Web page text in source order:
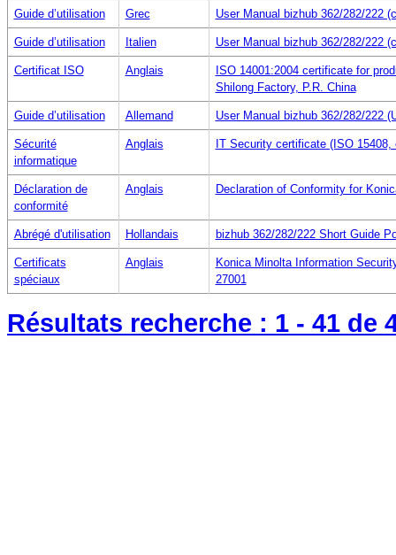
Guide d’utilisation Grec User Manual bizhub 362/282/222
Guide d’utilisation Italien User Manual bizhub 362/282/222
Certificat ISO Anglais
ISO 14001:2004 certificate for
Shilong Factory, P.R. China
Guide d’utilisation Allemand User Manual bizhub 362/282/222
Sécurité
informatique
Anglais IT Security certificate (ISO
Déclaration de
conformité
Anglais Declaration of Conformity for
Abrégé d'utilisation Hollandais bizhub 362/282/222 Short Guide
Certificats
spéciaux
Anglais
Konica Minolta Information
27001
Résultats recherche : 1 - 41 de